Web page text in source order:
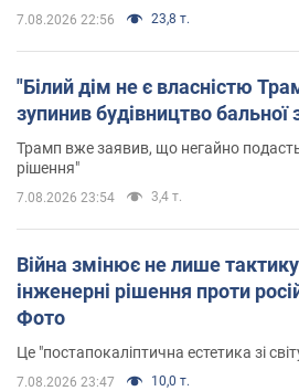
7.08.2026 22:56 23,8 т.
"Білий дім не є власністю
зупинив будівництво
Трамп вже заявив, що негайно
рішення"
7.08.2026 23:54 3,4 т.
Війна змінює не лише
інженерні рішення проти
Фото
Це "постапокаліптична естетика зі
7.08.2026 23:47 10,0 т.